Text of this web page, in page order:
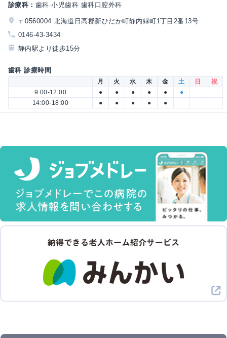
診療科： 歯科 小児歯科 歯科口腔外科
〒0560004 北海道日高郡新ひだか町静内緑町1丁目2番13号
0146-43-3434
静内駅より徒歩15分
歯科 診療時間
月 火 水 木 金 土 日
祝
9:00-12:00
● ● ● ● ●
●
14:00-18:00
● ● ● ● ●